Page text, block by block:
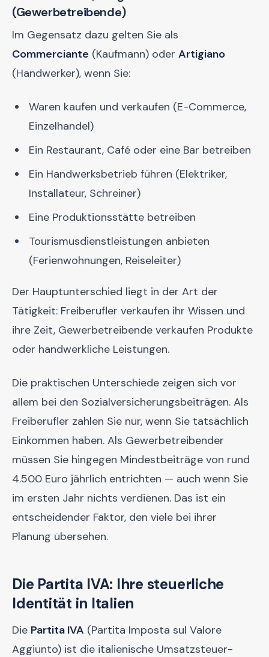
(Gewerbetreibende)
Im Gegensatz dazu gelten Sie als
Commerciante (Kaufmann) oder Artigiano
(Handwerker), wenn Sie:
Waren kaufen und verkaufen (E-Commerce,
Einzelhandel)
Ein Restaurant, Café oder eine Bar betreiben
Ein Handwerksbetrieb führen (Elektriker,
Installateur, Schreiner)
Eine Produktionsstätte betreiben
Tourismusdienstleistungen anbieten
(Ferienwohnungen, Reiseleiter)
Der Hauptunterschied liegt in der Art der
Tätigkeit: Freiberufler verkaufen ihr Wissen und
ihre Zeit, Gewerbetreibende verkaufen Produkte
oder handwerkliche Leistungen.
Die praktischen Unterschiede zeigen sich vor
allem bei den Sozialversicherungsbeiträgen. Als
Freiberufler zahlen Sie nur, wenn Sie tatsächlich
Einkommen haben. Als Gewerbetreibender
müssen Sie hingegen Mindestbeiträge von rund
4.500 Euro jährlich entrichten — auch wenn Sie
im ersten Jahr nichts verdienen. Das ist ein
entscheidender Faktor, den viele bei ihrer
Planung übersehen.
Die Partita IVA: Ihre steuerliche
Identität in Italien
Die Partita IVA (Partita Imposta sul Valore
Aggiunto) ist die italienische Umsatzsteuer-